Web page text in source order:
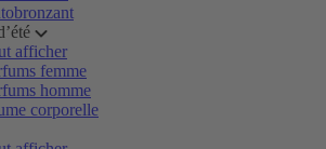
afficher
femme
homme
corporelle